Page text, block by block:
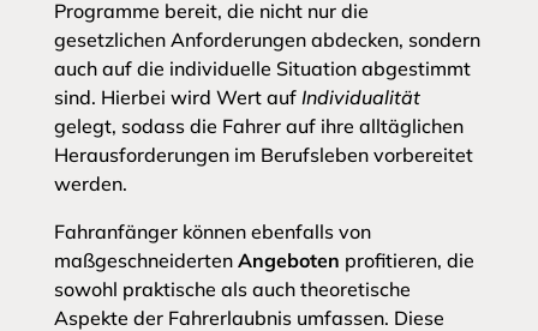
Programme bereit, die nicht nur die
gesetzlichen Anforderungen abdecken, sondern
auch auf die individuelle Situation abgestimmt
sind. Hierbei wird Wert auf Individualität
gelegt, sodass die Fahrer auf ihre alltäglichen
Herausforderungen im Berufsleben vorbereitet
werden.
Fahranfänger können ebenfalls von
maßgeschneiderten Angeboten profitieren, die
sowohl praktische als auch theoretische
Aspekte der Fahrerlaubnis umfassen. Diese